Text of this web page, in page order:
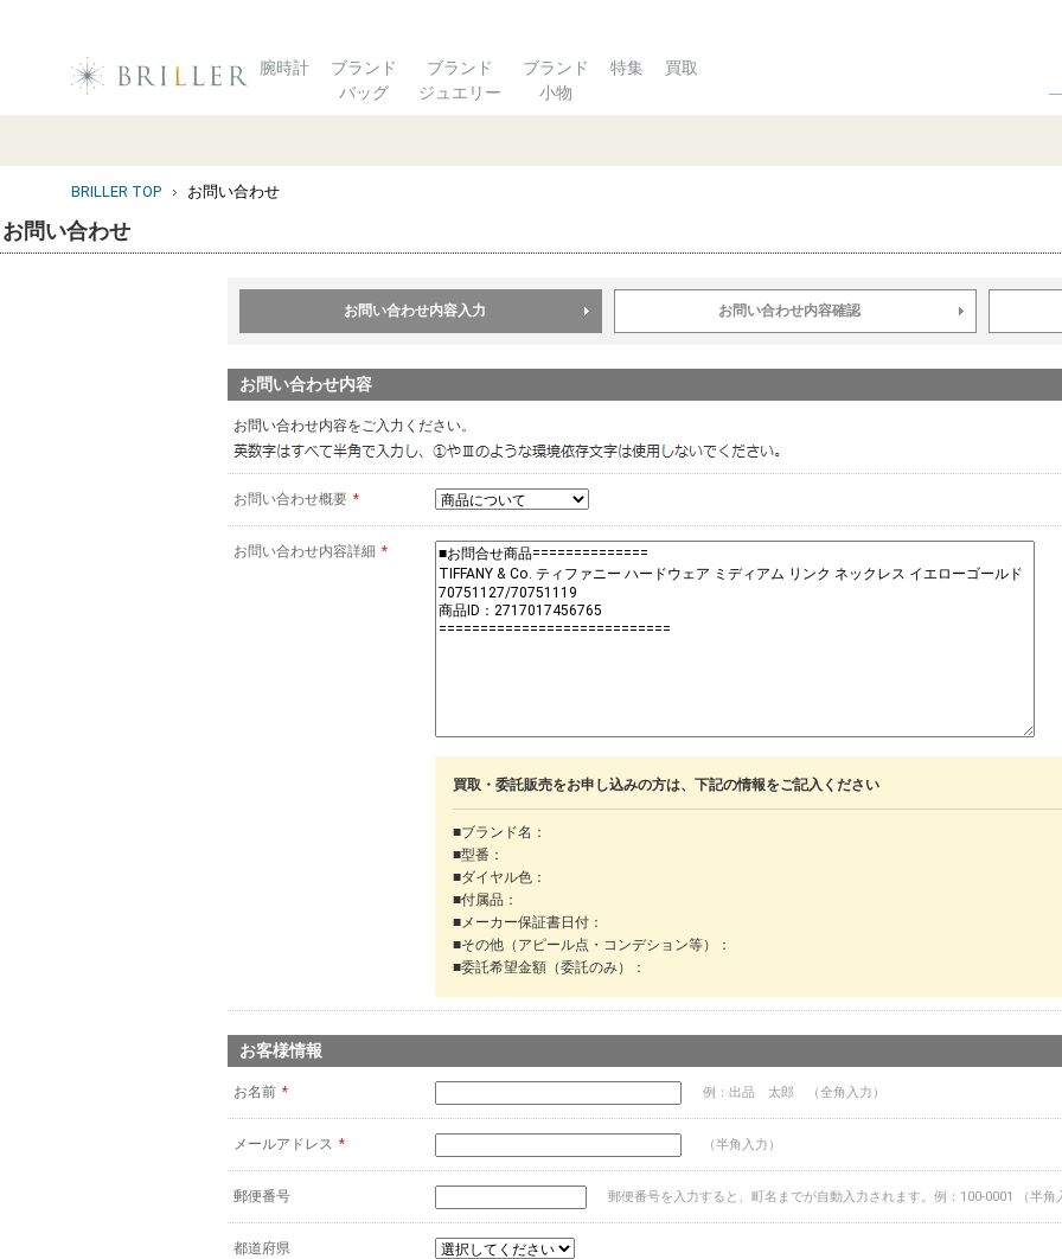
腕時計
ブランド
バッグ
ブランド
ジュエリー
ブランド
小物
特集 買取
BRILLER TOP お問い合わせ
お問い合わせ
お問い合わせ内容入力 お問い合わせ内容確認
お問い合わせ内容
お問い合わせ内容をご入力ください。
お問い合わせ概要 *
お問い合わせ内容詳細 *
買取・委託販売をお申し込みの方は、下記の情報をご記入ください
■ブランド名：
■型番：
■ダイヤル色：
■付属品：
■メーカー保証書日付：
■その他（アピール点・コンデション等）：
■委託希望金額（委託のみ）：
お客様情報
お名前 * 例：出品 太郎 （全角入力）
メールアドレス * （半角入力）
郵便番号 郵便番号を入力すると、町名までが自動入力されます。例：100-0001 （半角
都道府県